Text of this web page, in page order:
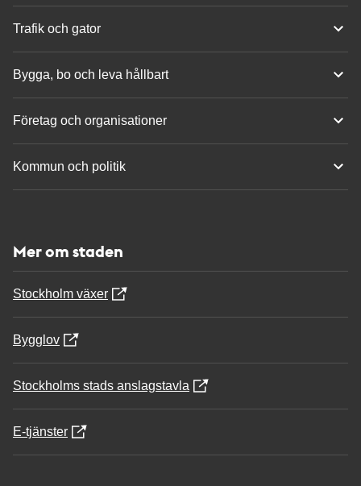
Trafik och gator
Bygga, bo och leva hållbart
Företag och organisationer
Kommun och politik
Mer om staden
Stockholm växer
Bygglov
Stockholms stads anslagstavla
E-tjänster